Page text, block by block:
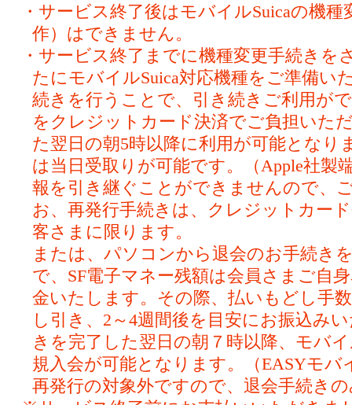
・サービス終了後はモバイルSuicaの機
作）はできません。
・サービス終了までに機種変更手続きを
たにモバイルSuica対応機種をご準備い
続きを行うことで、引き続きご利用が
をクレジットカード決済でご負担いた
た翌日の朝5時以降に利用が可能となり
は当日受取りが可能です。（Apple社製
報を引き継ぐことができませんので、
お、再発行手続きは、クレジットカー
客さまに限ります。
または、パソコンから退会のお手続き
で、SF電子マネー残額は会員さまご自
金いたします。その際、払いもどし手
し引き、2～4週間後を目安にお振込み
きを完了した翌日の朝７時以降、モバ
規入会が可能となります。（EASYモバ
再発行の対象外ですので、退会手続き